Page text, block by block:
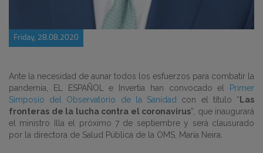
Friday, 28.08.2020
Ante la necesidad de aunar todos los esfuerzos para combatir la
pandemia, EL ESPAÑOL e Invertia han convocado el
Primer
Simposio del Observatorio de la Sanidad
con el título “ Las
fronteras de la lucha contra el coronavirus”, que inaugurará
e l ministro Illa el próximo 7 de septiembre y será clausurado
por la directora de Salud Pública de la OMS, María Neira.